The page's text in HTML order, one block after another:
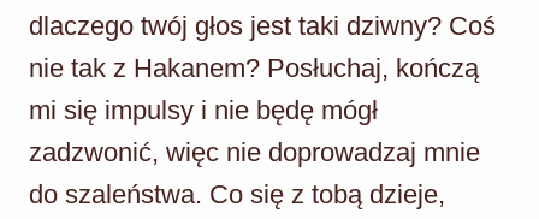
dlaczego twój głos jest taki dziwny? Coś
nie tak z Hakanem? Posłuchaj, kończą
mi się impulsy i nie będę mógł
zadzwonić, więc nie doprowadzaj mnie
do szaleństwa. Co się z tobą dzieje,